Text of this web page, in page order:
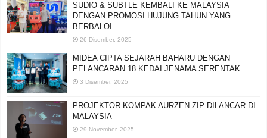
SUDIO & SUBTLE KEMBALI KE MALAYSIA
DENGAN PROMOSI HUJUNG TAHUN YANG
BERBALOI
26 Disember, 2025
MIDEA CIPTA SEJARAH BAHARU DENGAN
PELANCARAN 18 KEDAI JENAMA SERENTAK
3 Disember, 2025
PROJEKTOR KOMPAK AURZEN ZIP DILANCAR DI
MALAYSIA
29 November, 2025